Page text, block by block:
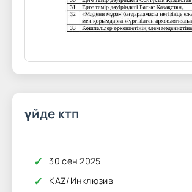
үйде ктп
✓ 30 сен 2025
✓ KAZ/Инклюзив